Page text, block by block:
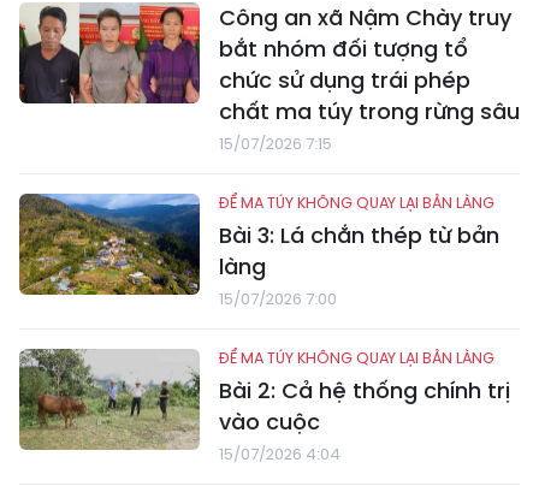
Công an xã Nậm Chày truy
bắt nhóm đối tượng tổ
chức sử dụng trái phép
chất ma túy trong rừng sâu
15/07/2026 7:15
ĐỂ MA TÚY KHÔNG QUAY LẠI BẢN LÀNG
Bài 3: Lá chắn thép từ bản
làng
15/07/2026 7:00
ĐỂ MA TÚY KHÔNG QUAY LẠI BẢN LÀNG
Bài 2: Cả hệ thống chính trị
vào cuộc
15/07/2026 4:04